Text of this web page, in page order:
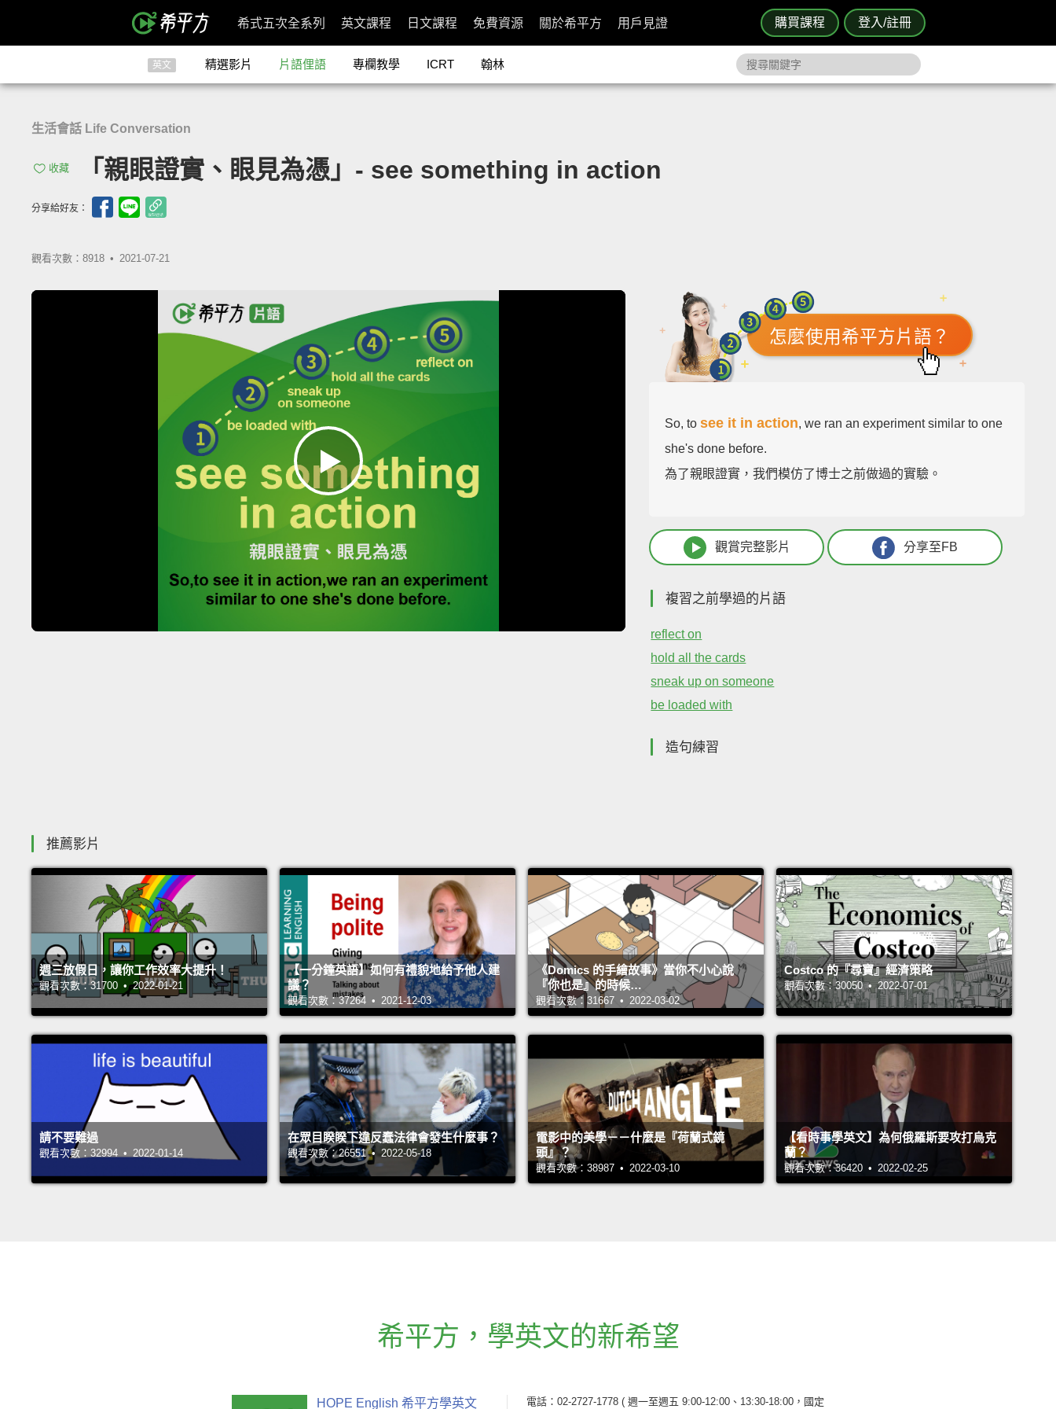
購買課程 登入/註冊
希式五次全系列 英文課程 日文課程 免費資源 關於希平方 用戶見證
英文 精選影片 片語俚語 專欄教學 ICRT 翰林
生活會話 Life Conversation
收藏 「親眼證實、眼見為憑」- see something in action
分享給好友：
觀看次數：8918 • 2021-07-21
怎麼使用希平方片語？
So, tosee it in action, we ran an experiment similar to one
she's done before.
為了親眼證實，我們模仿了博士之前做過的實驗。
觀賞完整影片 分享至FB
複習之前學過的片語
reflect on
hold all the cards
sneak up on someone
be loaded with
造句練習
推薦影片
週三放假日，讓你工作效率大提升！
觀看次數：31700 • 2022-01-21
【一分鐘英語】如何有禮貌地給予他人建
議？
觀看次數：37264 • 2021-12-03
《Domics 的手繪故事》當你不小心說
『你也是』的時候…
觀看次數：31667 • 2022-03-02
Costco 的『尋寶』經濟策略
觀看次數：30050 • 2022-07-01
請不要難過
觀看次數：32994 • 2022-01-14
在眾目睽睽下違反蠢法律會發生什麼事？
觀看次數：26551 • 2022-05-18
電影中的美學－－什麼是『荷蘭式鏡
頭』？
觀看次數：38987 • 2022-03-10
【看時事學英文】為何俄羅斯要攻打烏克
蘭？
觀看次數：36420 • 2022-02-25
希平方 ， 學英文的新希望
HOPE English 希平方學英文 電話：02-2727-1778 ( 週一至週五 9:00-12:00、13:30-18:00，國定